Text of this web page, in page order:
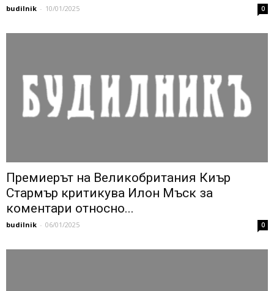
budilnik - 10/01/2025 0
Премиерът на Великобритания Киър
Стармър критикува Илон Мъск за
коментари относно...
budilnik - 06/01/2025 0